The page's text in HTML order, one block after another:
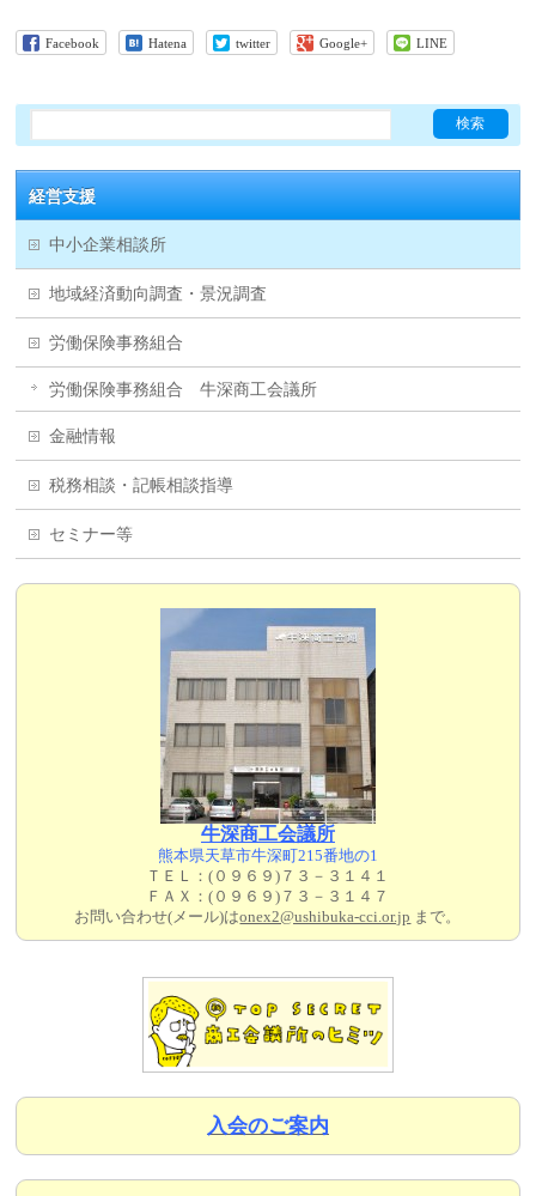
Facebook Hatena twitter Google+ LINE
経営支援
中小企業相談所
地域経済動向調査・景況調査
労働保険事務組合
労働保険事務組合 牛深商工会議所
金融情報
税務相談・記帳相談指導
セミナー等
牛深商工会議所
熊本県天草市牛深町215番地の1
ＴＥＬ：(０９６９)７３－３１４１
ＦＡＸ：(０９６９)７３－３１４７
お問い合わせ(メール)はonex2@ushibuka-cci.or.jp まで。
入会のご案内